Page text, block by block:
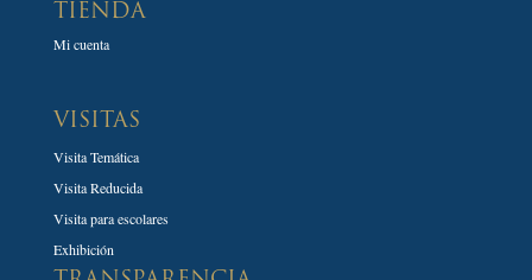
TIENDA
Mi cuenta
VISITAS
Visita Temática
Visita Reducida
Visita para escolares
Exhibición